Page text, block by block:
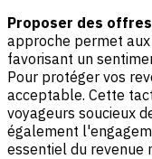
Proposer des offres
approche permet
favorisant un
Pour protéger vos
acceptable. Cette
voyageurs soucieux
également
essentiel du revenue